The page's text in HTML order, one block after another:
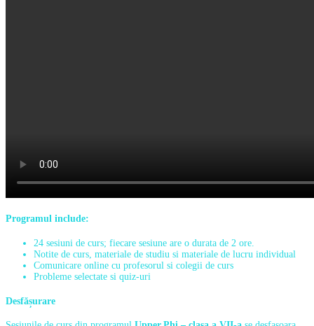
Programul include:
24 sesiuni de curs; fiecare sesiune are o durata de 2 ore.
Notite de curs, materiale de studiu si materiale de lucru individual
Comunicare online cu profesorul si colegii de curs
Probleme selectate si quiz-uri
Desfășurare